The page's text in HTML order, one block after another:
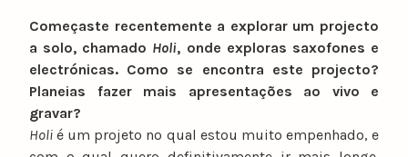
Começaste recentemente a explorar um projecto
a solo, chamado Holi, onde exploras saxofones e
electrónicas. Como se encontra este projecto?
Planeias fazer mais apresentações ao vivo e
gravar?
Holi é um projeto no qual estou muito empenhado, e